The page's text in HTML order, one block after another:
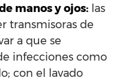
manos y ojos: las
transmisoras de
a que se
infecciones como
con el lavado